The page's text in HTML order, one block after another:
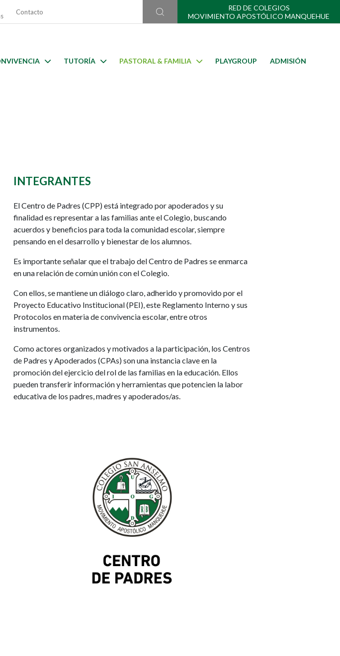
Contacto
RED DE COLEGIOS
MOVIMIENTO APOSTÓLICO MANQUEHUE
TUTORÍA PASTORAL & FAMILIA PLAYGROUP ADMISIÓN
INTEGRANTES
El Centro de Padres (CPP) está integrado por apoderados y su
finalidad es representar a las familias ante el Colegio, buscando
acuerdos y beneficios para toda la comunidad escolar, siempre
pensando en el desarrollo y bienestar de los alumnos.
Es importante señalar que el trabajo del Centro de Padres se enmarca
en una relación de común unión con el Colegio.
Con ellos, se mantiene un diálogo claro, adherido y promovido por el
Proyecto Educativo Institucional (PEI), este Reglamento Interno y sus
Protocolos en materia de convivencia escolar, entre otros
instrumentos.
Como actores organizados y motivados a la participación, los Centros
de Padres y Apoderados (CPAs) son una instancia clave en la
promoción del ejercicio del rol de las familias en la educación. Ellos
pueden transferir información y herramientas que potencien la labor
educativa de los padres, madres y apoderados/as.